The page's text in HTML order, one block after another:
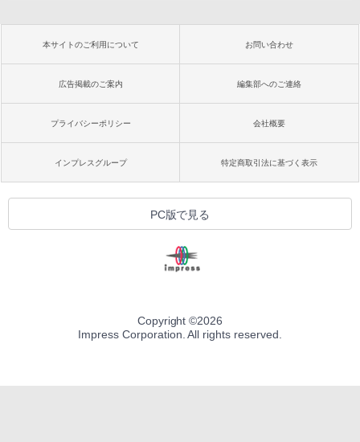
本サイトのご利用について お問い合わせ
広告掲載のご案内 編集部へのご連絡
プライバシーポリシー 会社概要
インプレスグループ 特定商取引法に基づく表示
PC版で見る
Copyright ©2026
Impress Corporation. All rights reserved.